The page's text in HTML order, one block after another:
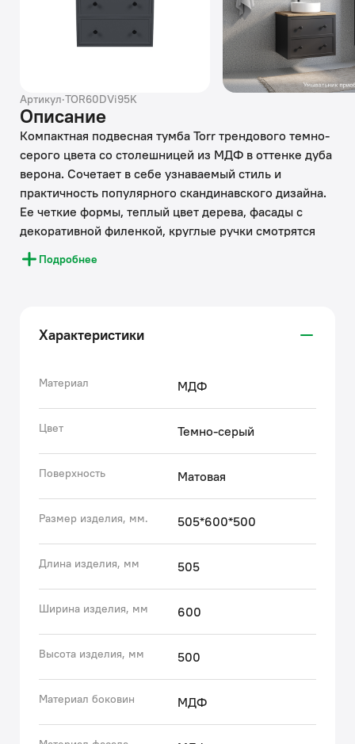
Артикул·TOR60DVi95K
Описание
Компактная подвесная тумба Torr трендового темно-
серого цвета со столешницей из МДФ в оттенке дуба
верона. Сочетает в себе узнаваемый стиль и
практичность популярного скандинавского дизайна.
Ее четкие формы, теплый цвет дерева, фасады с
декоративной филенкой, круглые ручки смотрятся
гармонично и впишутся в любой современный
интерьер. Подойдет любой накладной умывальник,
• Два просторных выдвижных ящика закрываются
плавно и бесшумно благодаря высококачественным
Внутри ящики графитового цвета – стильно и
• Покрытие качественной влагостойкой пленкой,
разработанной для использования в помещениях с
высокой влажностью, сохранит первоначальный вид
мебели надолго (при должном уходе).
• Надежная фурнитура Hettich рассчитана на 30 000
открываний – это более 10 лет исправной работы.
(с) Авторский текст, декабрь 2023 г.
Подробнее
Характеристики
Материал МДФ
Цвет Темно-серый
Поверхность Матовая
Размер изделия, мм. 505*600*500
Длина изделия, мм 505
Ширина изделия, мм 600
Высота изделия, мм 500
Материал боковин МДФ